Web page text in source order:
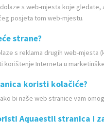
Pravila privatnosti u
s web-mjesta koje
posjeta tom web-mjestu.
strane?
s reklama drugih web-mjesta
korištenje Interneta u
koristi kolačiće?
bi naše web stranice vam
Aquaestil stranica i